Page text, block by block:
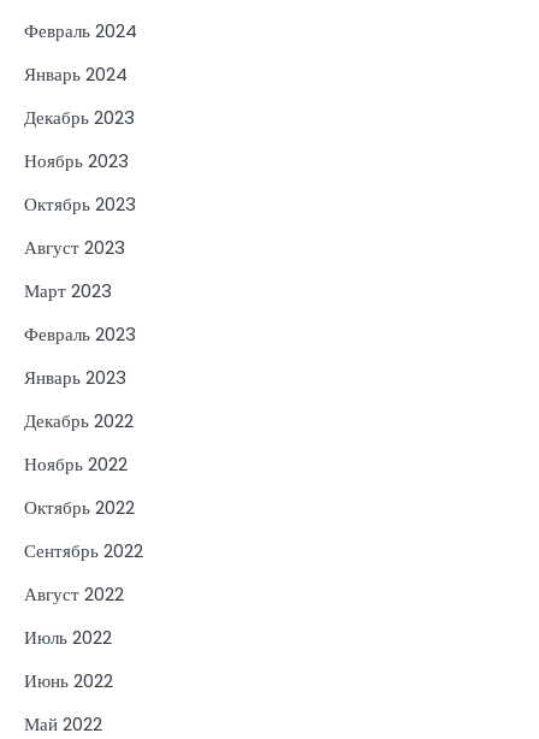
Февраль 2024
Январь 2024
Декабрь 2023
Ноябрь 2023
Октябрь 2023
Август 2023
Март 2023
Февраль 2023
Январь 2023
Декабрь 2022
Ноябрь 2022
Октябрь 2022
Сентябрь 2022
Август 2022
Июль 2022
Июнь 2022
Май 2022